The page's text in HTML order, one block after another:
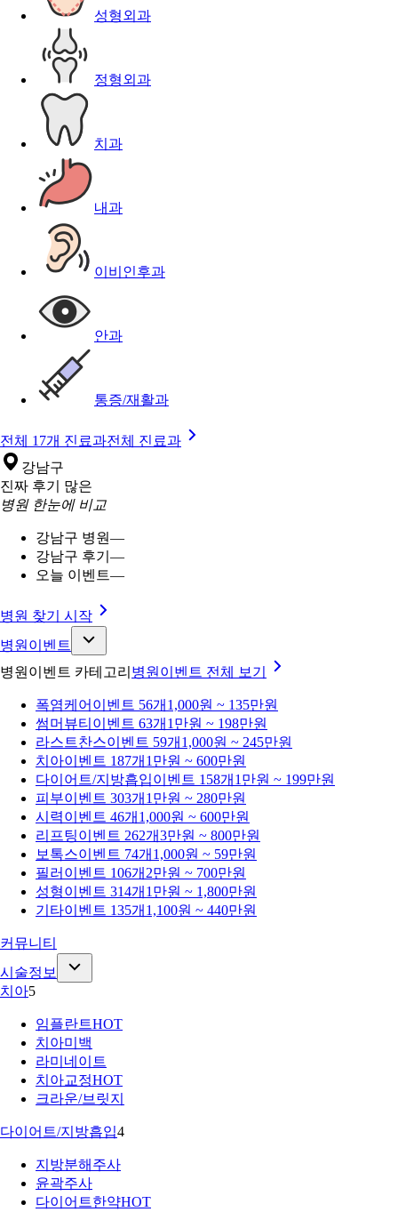
성형외과
정형외과
치과
내과
이비인후과
안과
통증/재활과
전체 17개 진료과전체 진료과
강남구
진짜 후기 많은
병원 한눈에 비교
강남구 병원—
강남구 후기 —
오늘 이벤트—
병원 찾기 시작
병원이벤트
병원이벤트 카테고리 병원이벤트 전체 보기
폭염케어 이벤트 56개 1,000원 ~ 135만원
썸머뷰티 이벤트 63개 1만원 ~ 198만원
라스트찬스이벤트 59개 1,000원 ~ 245만원
치아이벤트 187개 1만원 ~ 600만원
다이어트/지방흡입이벤트 158개 1만원 ~ 199만원
피부이벤트 303개 1만원 ~ 280만원
시력이벤트 46개 1,000원 ~ 600만원
리프팅이벤트 262개3만원 ~ 800만원
보톡스이벤트 74개 1,000원 ~ 59만원
필러 이벤트 106개 2만원 ~ 700만원
성형이벤트 314개 1만원 ~ 1,800만원
기타이벤트 135개 1,100원 ~ 440만원
커뮤니티
시술정보
치아5
임플란트HOT
치아미백
라미네이트
치아교정HOT
크라운/브릿지
다이어트/지방흡입4
지방분해주사
윤곽주사
다이어트한약HOT